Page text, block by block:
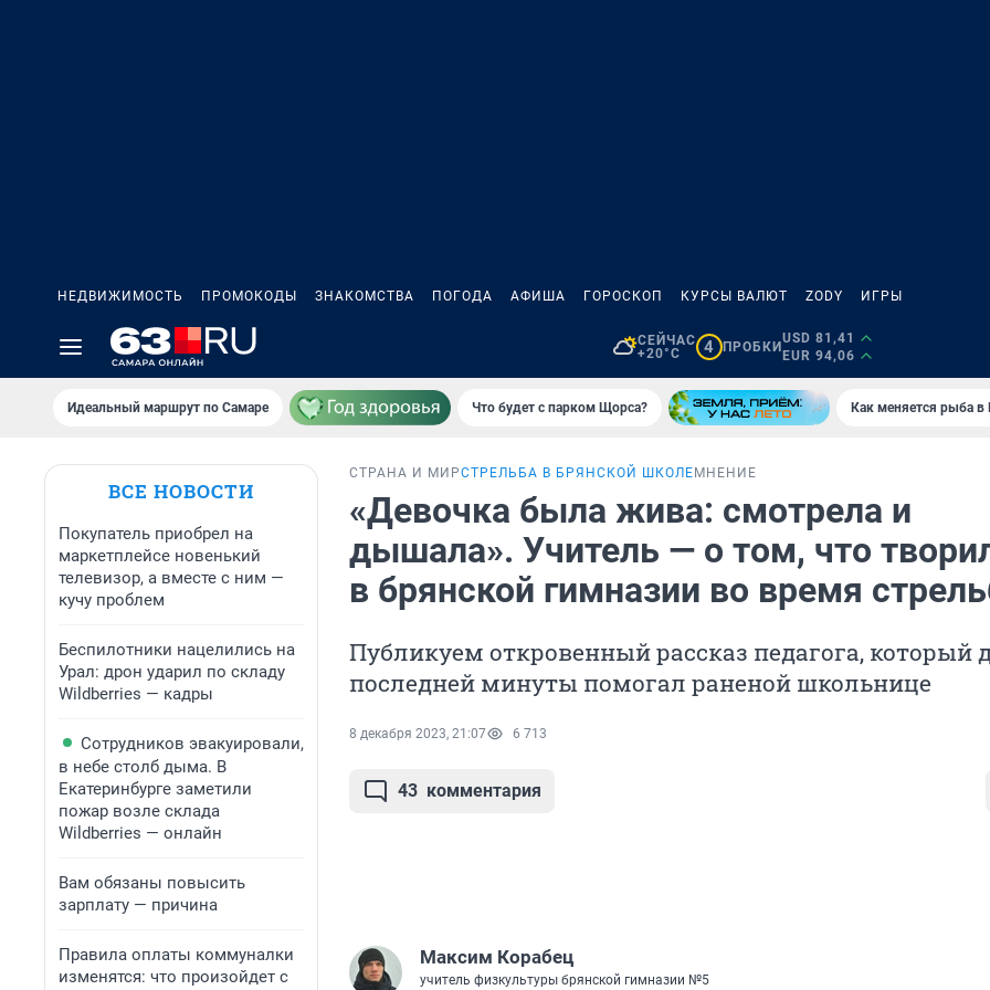
НЕДВИЖИМОСТЬ ПРОМОКОДЫ ЗНАКОМСТВА ПОГОДА АФИША ГОРОСКОП КУРСЫ ВАЛЮТ ZODY ИГРЫ
СЕЙЧАС
+20°C
4 ПРОБКИ
USD 81,41
EUR 94,06
Идеальный маршрут по Самаре Что будет с парком Щорса? Как меняется рыба в
ВСЕ НОВОСТИ
Покупатель приобрел на
маркетплейсе новенький
телевизор, а вместе с ним —
кучу проблем
Беспилотники нацелились на
Урал: дрон ударил по складу
Wildberries — кадры
Сотрудников эвакуировали,
в небе столб дыма. В
Екатеринбурге заметили
пожар возле склада
Wildberries — онлайн
Вам обязаны повысить
зарплату — причина
Правила оплаты коммуналки
изменятся: что произойдет с
СТРАНА И МИРСТРЕЛЬБА В БРЯНСКОЙ ШКОЛЕ МНЕНИЕ
«Девочка была жива: смотрела и
дышала». Учитель — о том, что
в брянской гимназии во время
Публикуем откровенный рассказ педагога, который
последней минуты помогал раненой школьнице
8 декабря 2023, 21:07 6 713
43 комментария
Максим Корабец
учитель физкультуры брянской гимназии №5